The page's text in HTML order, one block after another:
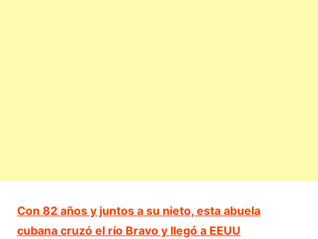
Con 82 años y juntos a su nieto, esta abuela
cubana cruzó el río Bravo y llegó a EEUU